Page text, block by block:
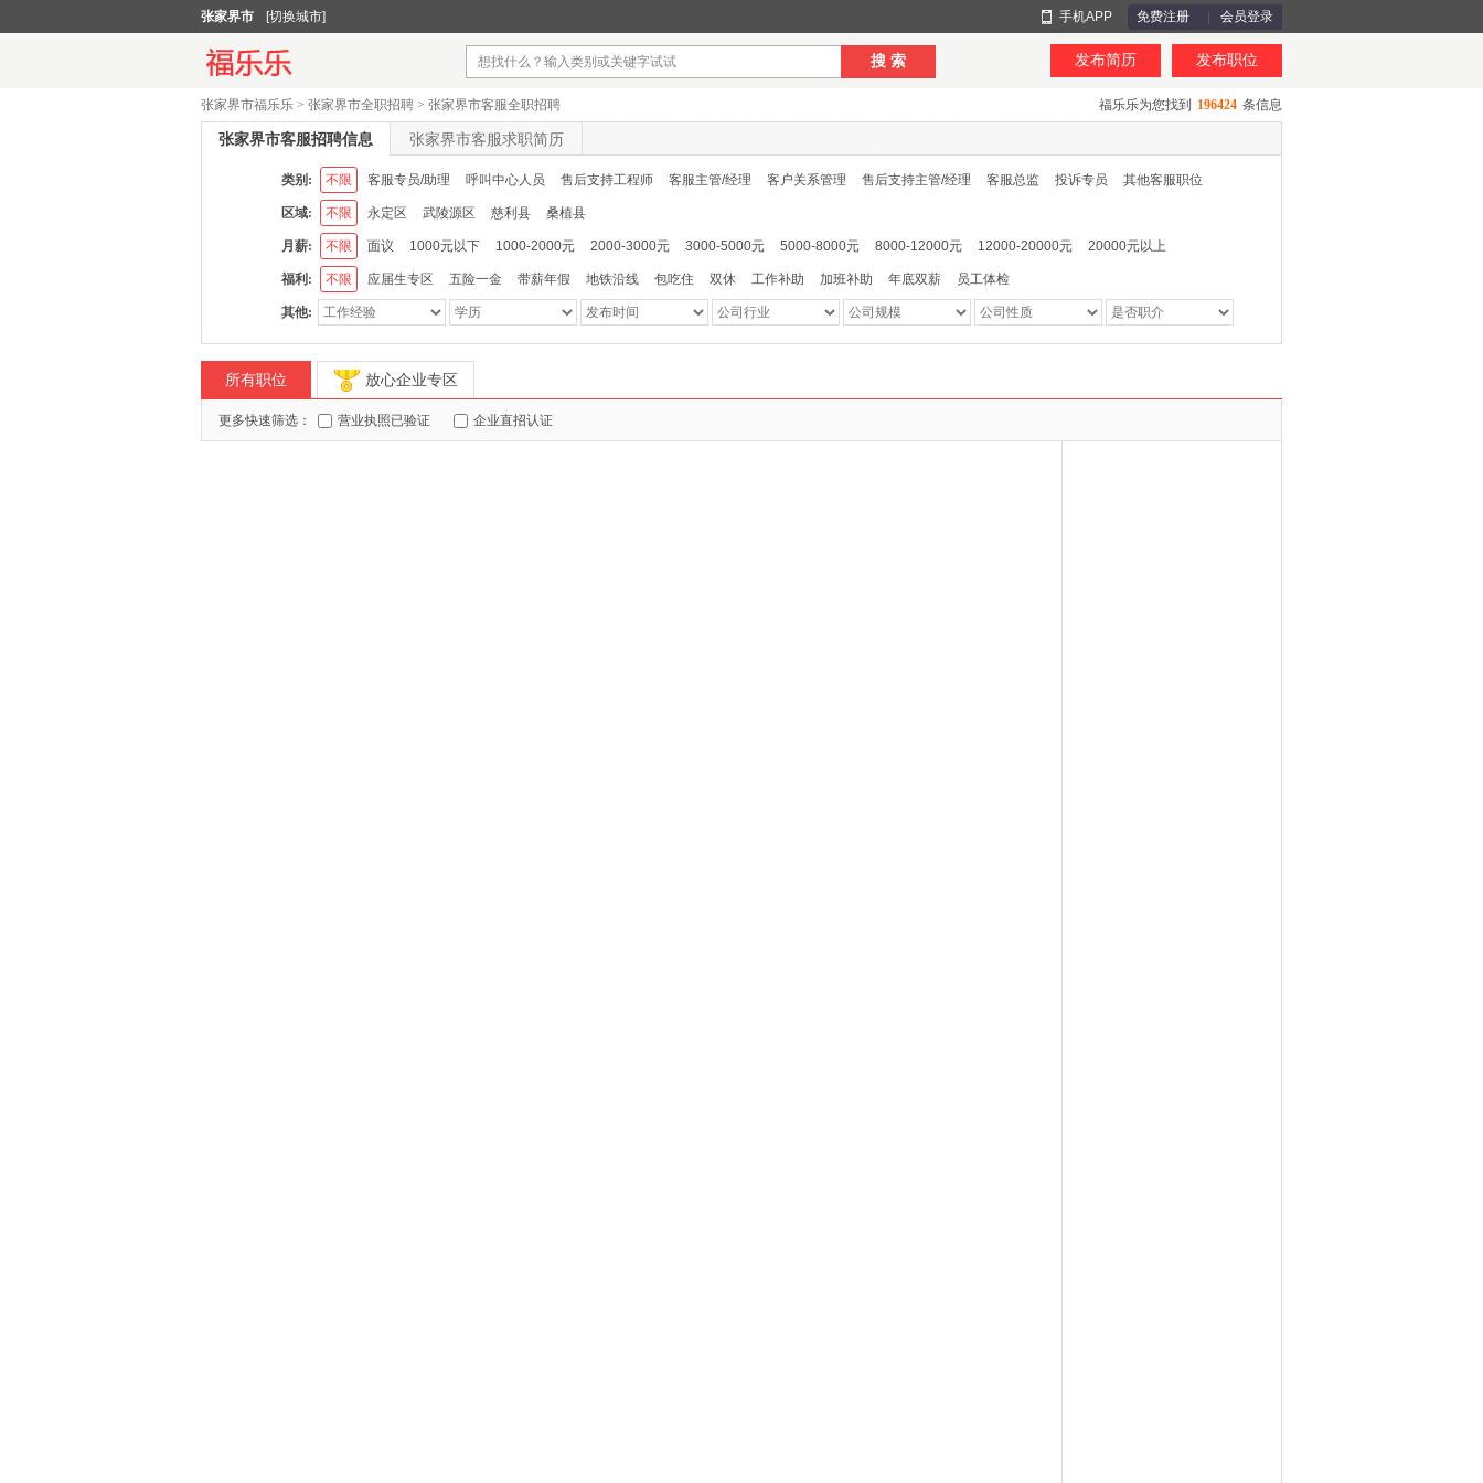
张家界市 [切换城市] 手机APP 免费注册 会员登录
搜 索 发布简历 发布职位
张家界市福乐乐 > 张家界市全职招聘 > 张家界市客服全职招聘 福乐乐为您找到 196424 条信息
张家界市客服招聘信息 张家界市客服求职简历
类别: 不限 客服专员/助理 呼叫中心人员 售后支持工程师 客服主管/经理 客户关系管理 售后支持主管/经理 客服总监 投诉专员 其他客服职位
区域: 不限 永定区 武陵源区 慈利县 桑植县
月薪: 不限 面议 1000元以下 1000-2000元 2000-3000元 3000-5000元 5000-8000元 8000-12000元 12000-20000元 20000元以上
福利: 不限 应届生专区 五险一金 带薪年假 地铁沿线 包吃住 双休 工作补助 加班补助 年底双薪 员工体检
其他:
所有职位 放心企业专区
更多快速筛选： 营业执照已验证 企业直招认证